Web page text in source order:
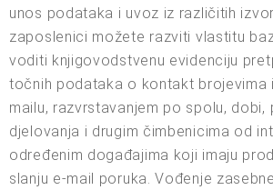
unos podataka i uvoz iz različitih
zaposlenici možete razviti vlastitu
voditi knjigovodstvenu evidenciju
točnih podataka o kontakt brojevima
mailu, razvrstavanjem po spolu, dobi,
djelovanja i drugim čimbenicima od
određenim događajima koji imaju
slanju e-mail poruka. Vođenje